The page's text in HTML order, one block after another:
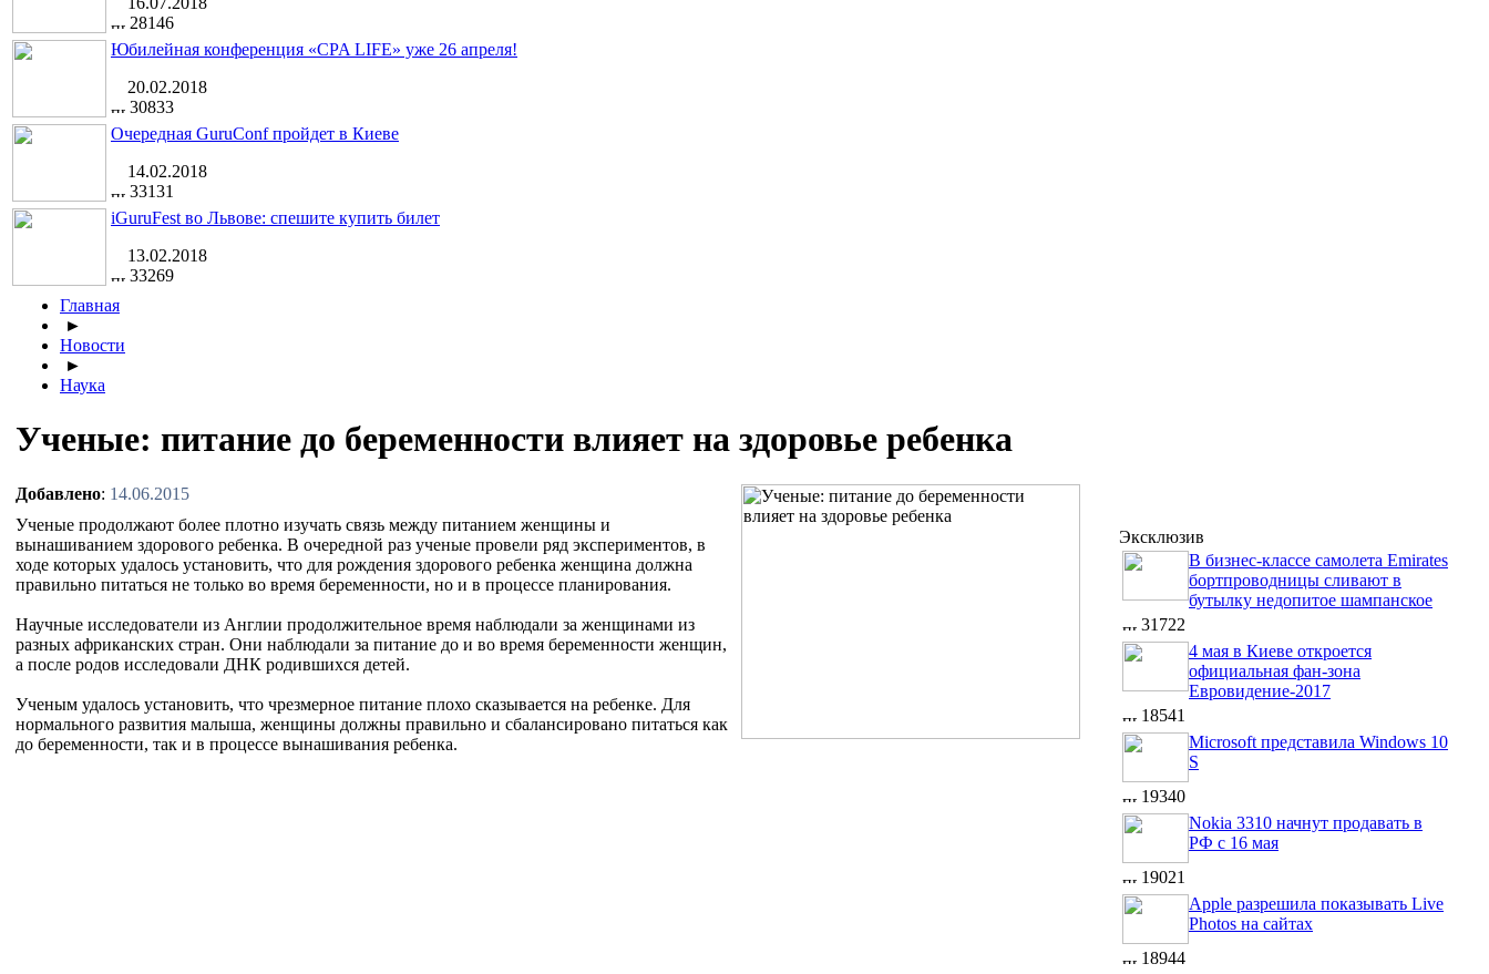
28146
Юбилейная конференция «CPA LIFE» уже 26 апреля!
20.02.2018
30833
Очередная GuruConf пройдет в Киеве
14.02.2018
33131
iGuruFest во Львове: спешите купить билет
13.02.2018
33269
Главная
►
Новости
►
Наука
Ученые: питание до беременности влияет на здоровье ребенка
Добавлено: 14.06.2015
Ученые продолжают более плотно изучать связь между питанием женщины и
вынашиванием здорового ребенка. В очередной раз ученые провели ряд экспериментов, в
ходе которых удалось установить, что для рождения здорового ребенка женщина должна
правильно питаться не только во время беременности, но и в процессе планирования.
Научные исследователи из Англии продолжительное время наблюдали за женщинами из
разных африканских стран. Они наблюдали за питание до и во время беременности женщин,
а после родов исследовали ДНК родившихся детей.
Ученым удалось установить, что чрезмерное питание плохо сказывается на ребенке. Для
нормального развития малыша, женщины должны правильно и сбалансировано питаться как
до беременности, так и в процессе вынашивания ребенка.
Эксклюзив
В бизнес-классе самолета Emirates
бортпроводницы сливают в
бутылку недопитое шампанское
31722
4 мая в Киеве откроется
официальная фан-зона
Евровидение-2017
18541
Microsoft представила Windows 10
S
19340
Nokia 3310 начнут продавать в
РФ с 16 мая
19021
Apple разрешила показывать Live
Photos на сайтах
18944